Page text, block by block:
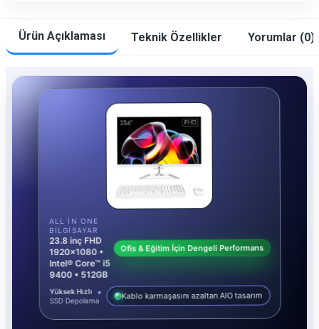
Ürün Açıklaması Teknik Özellikler Yorumlar (0)
ALL IN ONE
BILGISAYAR
23.8 inç FHD
1920x1080 •
Intel® Core™ i5
9400 • 512GB
Ofis & Eğitim İçin Dengeli Performans
Yüksek Hızlı
SSD Depolama Kablo karmaşasını azaltan AIO tasarım